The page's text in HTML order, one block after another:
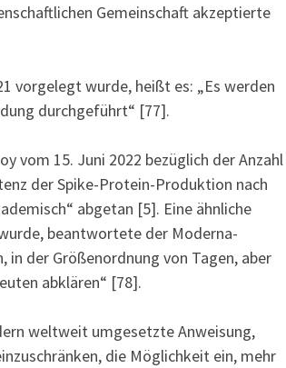
Gemeinschaft akzeptierte
vorgelegt wurde, heißt es: „Es werden
durchgeführt“ [77].
vom 15. Juni 2022 bezüglich der Anzahl
der Spike-Protein-Produktion nach
abgetan [5]. Eine ähnliche
beantwortete der Moderna-
der Größenordnung von Tagen, aber
abklären“ [78].
weltweit umgesetzte Anweisung,
die Möglichkeit ein, mehr